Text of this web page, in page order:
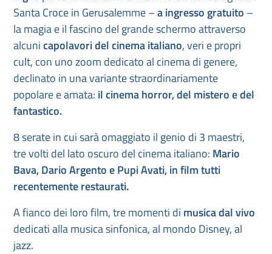
Santa Croce in Gerusalemme –a ingresso gratuito –
la magia e il fascino del grande schermo attraverso
alcunicapolavori del cinema italiano, veri e propri
cult, con uno zoom dedicato al cinema di genere,
declinato in una variante straordinariamente
popolare e amata: il cinema horror, del mistero e del
fantastico.
8 serate in cui sarà omaggiato il genio di 3 maestri,
tre volti del lato oscuro del cinema italiano: Mario
Bava, Dario Argento e Pupi Avati, in film tutti
recentemente restaurati.
A fianco dei loro film, tre momenti di musica dal vivo
dedicati alla musica sinfonica, al mondo Disney, al
jazz.